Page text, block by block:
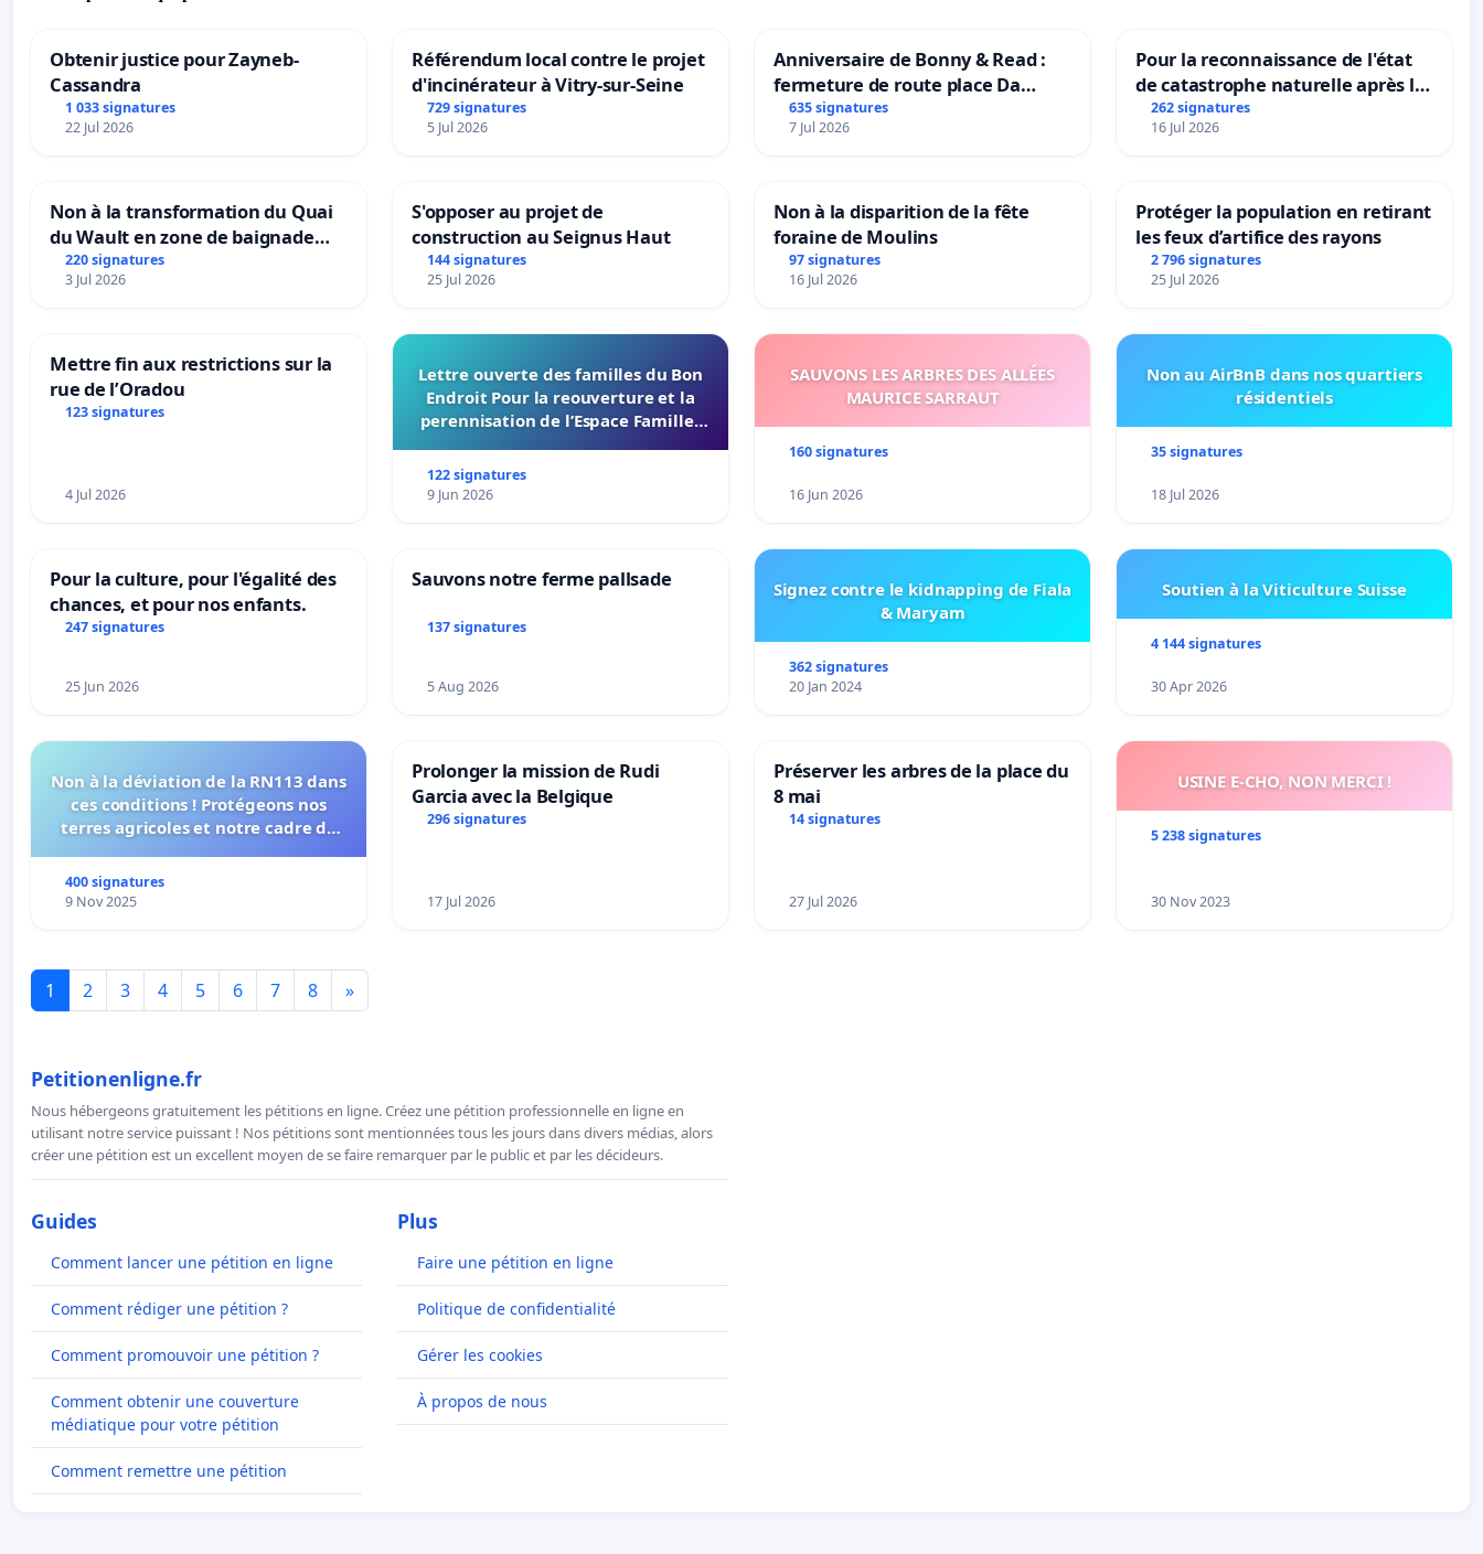
Obtenir justice pour Zayneb-
Cassandra
1 033 signatures
22 Jul 2026
Référendum local contre le projet
d'incinérateur à Vitry-sur-Seine
729 signatures
5 Jul 2026
Anniversaire de Bonny & Read :
fermeture de route place Da
Maya M
635 signatures
7 Jul 2026
Pour la reconnaissance de l'état
de catastrophe naturelle après la
grêle du 15 juillet 2026 à Aubenas
et ses alentours
262 signatures
16 Jul 2026
Non à la transformation du Quai
du Wault en zone de baignade
urbaine
220 signatures
3 Jul 2026
S'opposer au projet de
construction au Seignus Haut
144 signatures
25 Jul 2026
Non à la disparition de la fête
foraine de Moulins
97 signatures
16 Jul 2026
Protéger la population en retirant
les feux d’artifice des rayons
2 796 signatures
25 Jul 2026
Mettre fin aux restrictions sur la
rue de l’Oradou
123 signatures
4 Jul 2026
Lettre ouverte des familles du Bon
Endroit Pour la reouverture et la
perennisation de l’Espace Familles
122 signatures
9 Jun 2026
SAUVONS LES ARBRES DES ALLÉES
MAURICE SARRAUT
160 signatures
16 Jun 2026
Non au AirBnB dans nos quartiers
résidentiels
35 signatures
18 Jul 2026
Pour la culture, pour l'égalité des
chances, et pour nos enfants.
247 signatures
25 Jun 2026
Sauvons notre ferme pallsade
137 signatures
5 Aug 2026
Signez contre le kidnapping de Fiala
& Maryam
362 signatures
20 Jan 2024
Soutien à la Viticulture Suisse
4 144 signatures
30 Apr 2026
Non à la déviation de la RN113 dans
ces conditions ! Protégeons nos
terres agricoles et notre cadre de
400 signatures
9 Nov 2025
Prolonger la mission de Rudi
Garcia avec la Belgique
296 signatures
17 Jul 2026
Préserver les arbres de la place du
8 mai
14 signatures
27 Jul 2026
USINE E-CHO, NON MERCI !
5 238 signatures
30 Nov 2023
1 2 3 4 5 6 7 8 »
Petitionenligne.fr
Nous hébergeons gratuitement les pétitions en ligne. Créez une pétition professionnelle en ligne en
utilisant notre service puissant ! Nos pétitions sont mentionnées tous les jours dans divers médias, alors
créer une pétition est un excellent moyen de se faire remarquer par le public et par les décideurs.
Guides
Comment lancer une pétition en ligne
Comment rédiger une pétition ?
Comment promouvoir une pétition ?
Comment obtenir une couverture
médiatique pour votre pétition
Comment remettre une pétition
Plus
Faire une pétition en ligne
Politique de confidentialité
Gérer les cookies
À propos de nous